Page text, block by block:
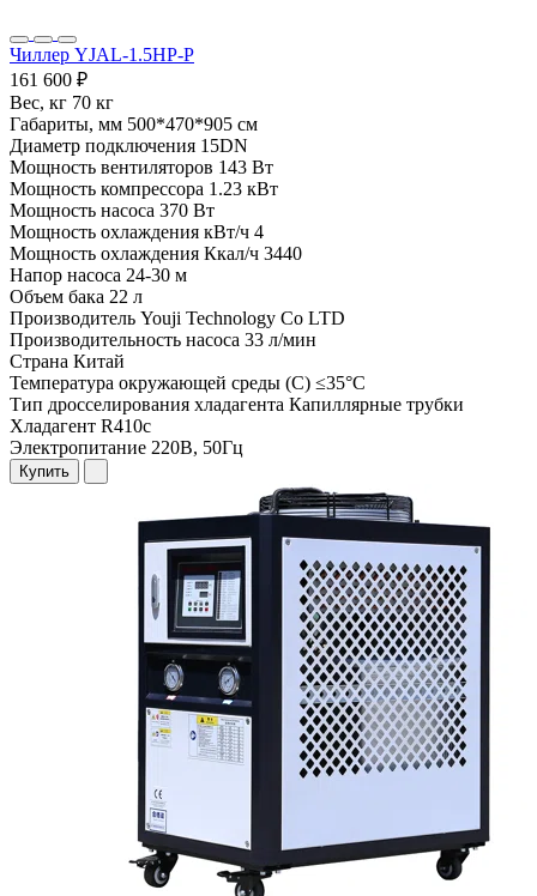
Чиллер YJAL-1.5HP-P
161 600 ₽
Вес, кг 70 кг
Габариты, мм 500*470*905 см
Диаметр подключения 15DN
Мощность вентиляторов 143 Вт
Мощность компрессора 1.23 кВт
Мощность насоса 370 Вт
Мощность охлаждения кВт/ч 4
Мощность охлаждения Ккал/ч 3440
Напор насоса 24-30 м
Объем бака 22 л
Производитель Youji Technology Co LTD
Производительность насоса 33 л/мин
Страна Китай
Температура окружающей среды (С) ≤35°C
Тип дросселирования хладагента Капиллярные трубки
Хладагент R410c
Электропитание 220В, 50Гц
Купить